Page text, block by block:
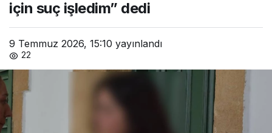
için suç işledim” dedi
9 Temmuz 2026, 15:10 yayınlandı
22